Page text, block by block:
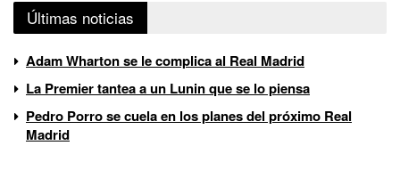
Últimas noticias
Adam Wharton se le complica al Real Madrid
La Premier tantea a un Lunin que se lo piensa
Pedro Porro se cuela en los planes del próximo Real
Madrid